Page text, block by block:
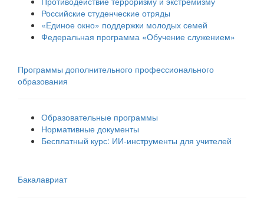
Российские cтуденческие отряды
«Единое окно» поддержки молодых семей
Федеральная программа «Обучение служением»
Программы дополнительного профессионального
образования
Образовательные программы
Нормативные документы
Бесплатный курс: ИИ‑инструменты для учителей
Бакалавриат